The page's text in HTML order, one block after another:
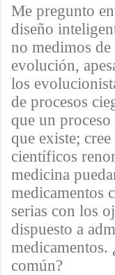
Me pregunto
diseño
no medimos de
evolución,
los
de procesos
que un
que existe;
científicos
medicina
medicamentos
serias con los
dispuesto a
medicamentos.
común?